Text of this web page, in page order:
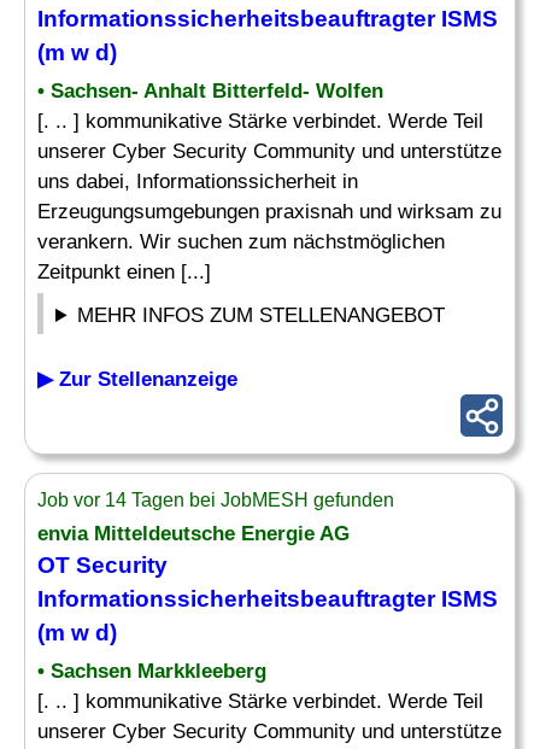
Informationssicherheitsbeauftragter ISMS
(m w d)
• Sachsen- Anhalt Bitterfeld- Wolfen
[. .. ] kommunikative Stärke verbindet. Werde Teil
unserer Cyber Security Community und unterstütze
uns dabei, Informationssicherheit in
Erzeugungsumgebungen praxisnah und wirksam zu
verankern. Wir suchen zum nächstmöglichen
Zeitpunkt einen [...]
MEHR INFOS ZUM STELLENANGEBOT
▶ Zur Stellenanzeige
Job vor 14 Tagen bei JobMESH gefunden
envia Mitteldeutsche Energie AG
OT Security
Informationssicherheitsbeauftragter ISMS
(m w d)
• Sachsen Markkleeberg
[. .. ] kommunikative Stärke verbindet. Werde Teil
unserer Cyber Security Community und unterstütze